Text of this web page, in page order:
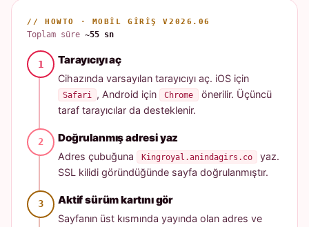
// HOWTO · MOBIL GIRIŞ V2026.06
Toplam süre~55 sn
Tarayıcıyı aç
Cihazında varsayılan tarayıcıyı aç. iOS için
Safari , Android için Chrome
önerilir. Üçüncü
taraf tarayıcılar da desteklenir.
Doğrulanmış adresi yaz
Adres çubuğuna Kingroyal.anindagirs.co
yaz.
SSL kilidi göründüğünde sayfa doğrulanmıştır.
Aktif sürüm kartını gör
Sayfanın üst kısmında yayında olan adres ve